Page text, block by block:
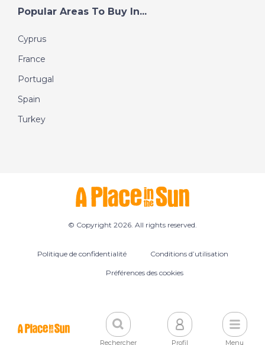
Rechercher Profil Menu
Popular Areas To Buy In...
Cyprus
France
Portugal
Spain
Turkey
© Copyright 2026. All rights reserved.
Politique de confidentialité Conditions d’utilisation
Préférences des cookies